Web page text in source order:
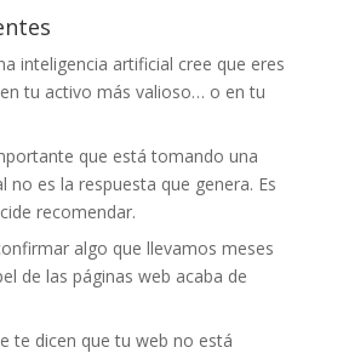
inteligencia artificial cree que eres
tu activo más valioso… o en tu
que está tomando una
no es la respuesta que genera. Es
recomendar.
algo que llevamos meses
de las páginas web acaba de
te dicen que tu web no está